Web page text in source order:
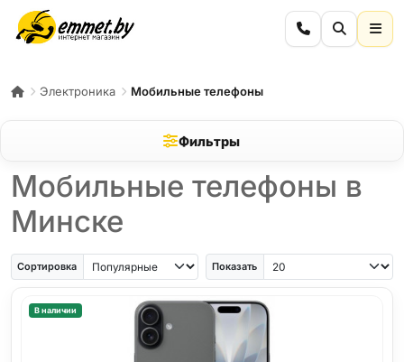
Электроника Мобильные телефоны
Фильтры
Мобильные телефоны в
Минске
iPhone AiriPhone SESamsung Galaxy A56Samsung Galaxy A57 iPhone 17
Сортировка Показать
В наличии